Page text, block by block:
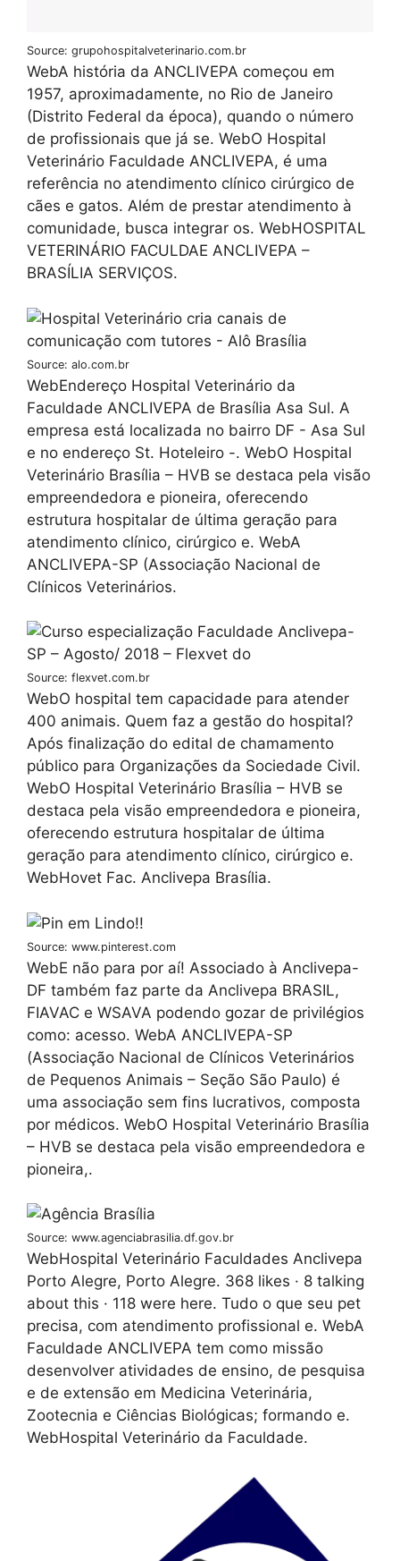
Source: grupohospitalveterinario.com.br
WebA história da ANCLIVEPA começou em
1957, aproximadamente, no Rio de Janeiro
(Distrito Federal da época), quando o número
de profissionais que já se. WebO Hospital
Veterinário Faculdade ANCLIVEPA, é uma
referência no atendimento clínico cirúrgico de
cães e gatos. Além de prestar atendimento à
comunidade, busca integrar os. WebHOSPITAL
VETERINÁRIO FACULDAE ANCLIVEPA –
BRASÍLIA SERVIÇOS.
Source: alo.com.br
WebEndereço Hospital Veterinário da
Faculdade ANCLIVEPA de Brasília Asa Sul. A
empresa está localizada no bairro DF - Asa Sul
e no endereço St. Hoteleiro -. WebO Hospital
Veterinário Brasília – HVB se destaca pela visão
empreendedora e pioneira, oferecendo
estrutura hospitalar de última geração para
atendimento clínico, cirúrgico e. WebA
ANCLIVEPA-SP (Associação Nacional de
Clínicos Veterinários.
Source: flexvet.com.br
WebO hospital tem capacidade para atender
400 animais. Quem faz a gestão do hospital?
Após finalização do edital de chamamento
público para Organizações da Sociedade Civil.
WebO Hospital Veterinário Brasília – HVB se
destaca pela visão empreendedora e pioneira,
oferecendo estrutura hospitalar de última
geração para atendimento clínico, cirúrgico e.
WebHovet Fac. Anclivepa Brasília.
Source: www.pinterest.com
WebE não para por aí! Associado à Anclivepa-
DF também faz parte da Anclivepa BRASIL,
FIAVAC e WSAVA podendo gozar de privilégios
como: acesso. WebA ANCLIVEPA-SP
(Associação Nacional de Clínicos Veterinários
de Pequenos Animais – Seção São Paulo) é
uma associação sem fins lucrativos, composta
por médicos. WebO Hospital Veterinário Brasília
– HVB se destaca pela visão empreendedora e
pioneira,.
Source: www.agenciabrasilia.df.gov.br
WebHospital Veterinário Faculdades Anclivepa
Porto Alegre, Porto Alegre. 368 likes · 8 talking
about this · 118 were here. Tudo o que seu pet
precisa, com atendimento profissional e. WebA
Faculdade ANCLIVEPA tem como missão
desenvolver atividades de ensino, de pesquisa
e de extensão em Medicina Veterinária,
Zootecnia e Ciências Biológicas; formando e.
WebHospital Veterinário da Faculdade.